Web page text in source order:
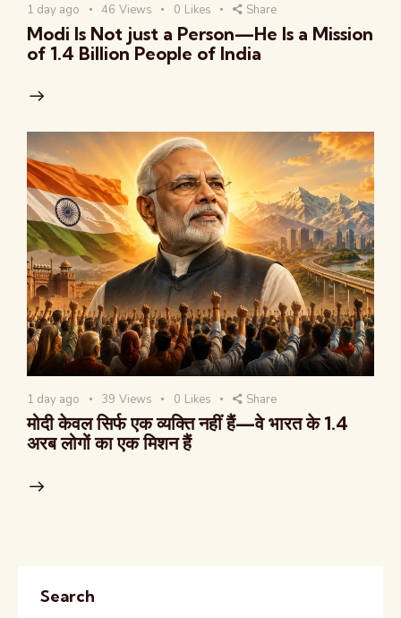
1 day ago 46 Views 0 Likes Share
Modi Is Not just a Person—He Is a Mission
of 1.4 Billion People of India
1 day ago 39 Views 0 Likes Share
मोदी केवल सिर्फ एक व्यक्ति नहीं हैं—वे भारत के 1.4
अरब लोगों का एक मिशन हैं
Search